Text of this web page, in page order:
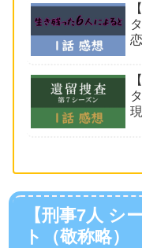
現
【刑事7人 シ
ト（敬称略）